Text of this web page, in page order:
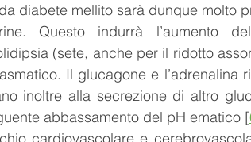
diabete mellito sarà dunque molto
Questo indurrà l’aumento
(sete, anche per il ridotto
Il glucagone e l’adrenalina
inoltre alla secrezione di altro
abbassamento del pH ematico [